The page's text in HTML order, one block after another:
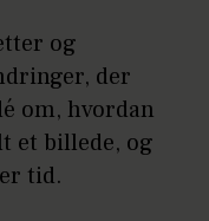
og
der
om, hvordan
et billede, og
tid.